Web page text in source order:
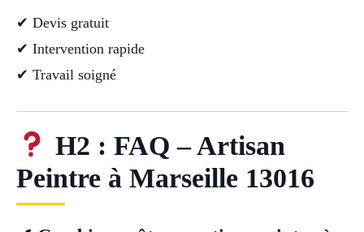
✔ Devis gratuit
✔ Intervention rapide
✔ Travail soigné
H2 : FAQ – Artisan
Peintre à Marseille 13016